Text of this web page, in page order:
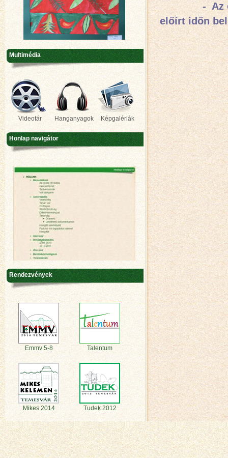
- Az elmúlt
előírt időn
Multimédia
Videotár Hanganyagok Képgalériák
Honlap navigátor
Rendezvények
Emmv 5-8 Talentum
Mikes 2014 Tudek 2012